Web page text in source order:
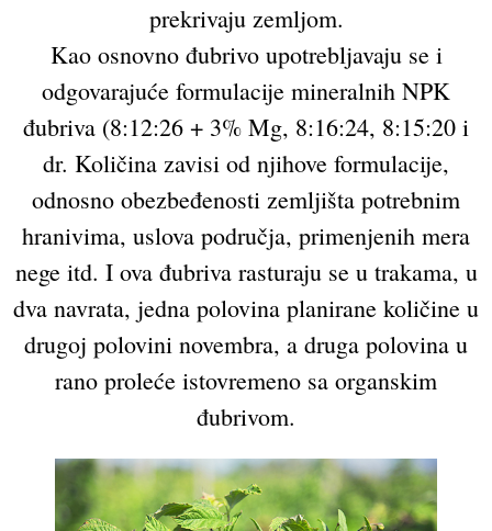
prekrivaju zemljom.
Kao osnovno đubrivo upotrebljavaju se i
odgovarajuće formulacije mineralnih NPK
đubriva (8:12:26 + 3% Mg, 8:16:24, 8:15:20 i
dr. Količina zavisi od njihove formulacije,
odnosno obezbeđenosti zemljišta potrebnim
hranivima, uslova područja, primenjenih mera
nege itd. I ova đubriva rasturaju se u trakama, u
dva navrata, jedna polovina planirane količine u
drugoj polovini novembra, a druga polovina u
rano proleće istovremeno sa organskim
đubrivom.